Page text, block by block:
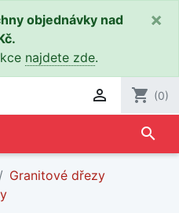
objednávky nad
najdete zde.
×
 shopping_cart (0)
search
Granitové dřezy